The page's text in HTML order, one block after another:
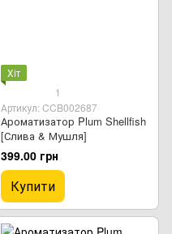
Хіт
1
Артикул: CCB002687
Ароматизатор Plum Shellfish
[Слива & Мушля]
399.00 грн
Купити